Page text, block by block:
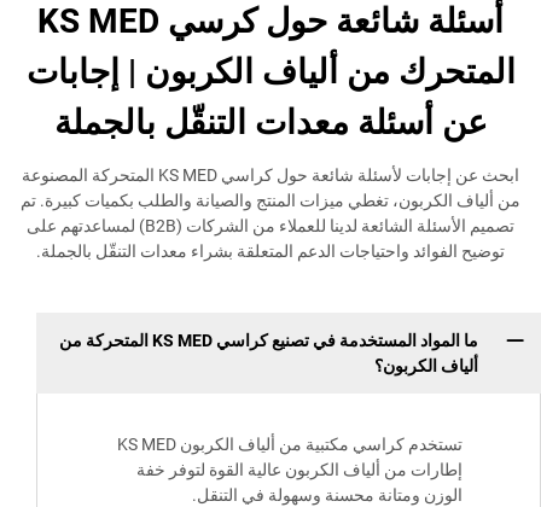
أسئلة شائعة حول كرسي KS MED
من ألياف الكربون | إجابات
معدات التنقّل بالجملة
ابحث عن إجابات لأسئلة شائعة حول كراسي KS MED المتحركة المصنوعة
تغطي ميزات المنتج والصيانة والطلب بكميات كبيرة. تم
تصميم الأسئلة الشائعة لدينا للعملاء من الشركات (B2B) لمساعدتهم على
واحتياجات الدعم المتعلقة بشراء معدات التنقّل بالجملة.
ما المواد المستخدمة في تصنيع كراسي KS MED المتحركة من
تستخدم كراسي مكتبية من ألياف الكربون KS MED
من ألياف الكربون عالية القوة لتوفر خفة
ومتانة محسنة وسهولة في التنقل.